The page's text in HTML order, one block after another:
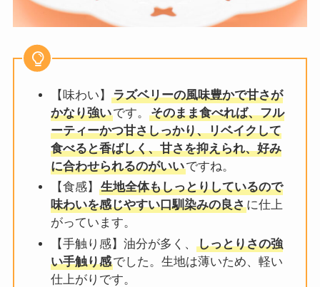
【味わい】
ラズベリーの風味豊かで甘さが
かなり強いです。
そのまま食べれば、フル
ーティーかつ甘さしっかり、リベイクして
食べると香ばしく、甘さを抑えられ、好み
に合わせられるのがいいですね。
【食感】
生地全体もしっとりしているので
味わいを感じやすい口馴染みの良さに仕上
がっています。
【手触り感】油分が多く、
しっとりさの強
い手触り感でした。生地は薄いため、軽い
仕上がりです。